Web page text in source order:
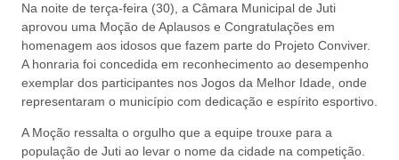
Na noite de terça-feira (30), a Câmara Municipal de Juti
aprovou uma Moção de Aplausos e Congratulações em
homenagem aos idosos que fazem parte do Projeto Conviver.
A honraria foi concedida em reconhecimento ao desempenho
exemplar dos participantes nos Jogos da Melhor Idade, onde
representaram o município com dedicação e espírito esportivo.
A Moção ressalta o orgulho que a equipe trouxe para a
população de Juti ao levar o nome da cidade na competição.